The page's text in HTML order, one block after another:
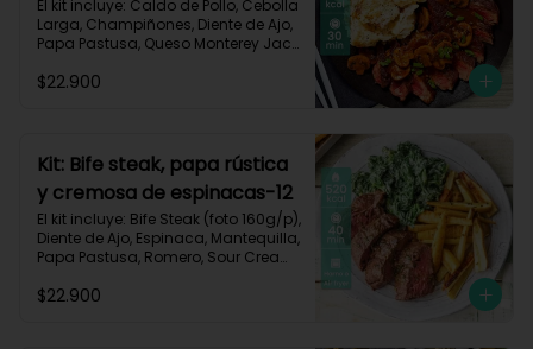
El kit incluye: Caldo de Pollo, Cebolla
Larga, Champiñones, Diente de Ajo,
Papa Pastusa, Queso Monterey Jack,
Cream y Receta impresa.
$22.900
Kit: Bife steak, papa rústica
y cremosa de espinacas-12
El kit incluye: Bife Steak (foto 160g/p),
Diente de Ajo, Espinaca, Mantequilla,
Papa Pastusa, Romero, Sour Cream
$22.900